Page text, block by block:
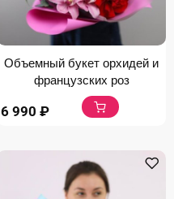
Объемный букет орхидей и
французских роз
6 990 ₽